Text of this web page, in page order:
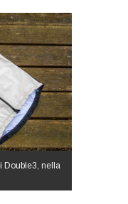
Double3, nella